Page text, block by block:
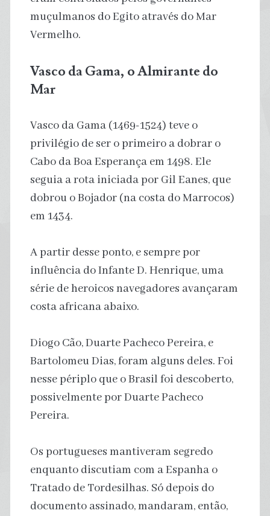
muçulmanos do Egito através do Mar
Vermelho.
Vasco da Gama, o Almirante do
Mar
Vasco da Gama (1469-1524) teve o
privilégio de ser o primeiro a dobrar o
Cabo da Boa Esperança em 1498. Ele
seguia a rota iniciada por Gil Eanes, que
dobrou o Bojador (na costa do Marrocos)
em 1434.
A partir desse ponto, e sempre por
influência do Infante D. Henrique, uma
série de heroicos navegadores avançaram
costa africana abaixo.
Diogo Cão, Duarte Pacheco Pereira, e
Bartolomeu Dias, foram alguns deles. Foi
nesse périplo que o Brasil foi descoberto,
possivelmente por Duarte Pacheco
Pereira.
Os portugueses mantiveram segredo
enquanto discutiam com a Espanha o
Tratado de Tordesilhas. Só depois do
documento assinado, mandaram, então,